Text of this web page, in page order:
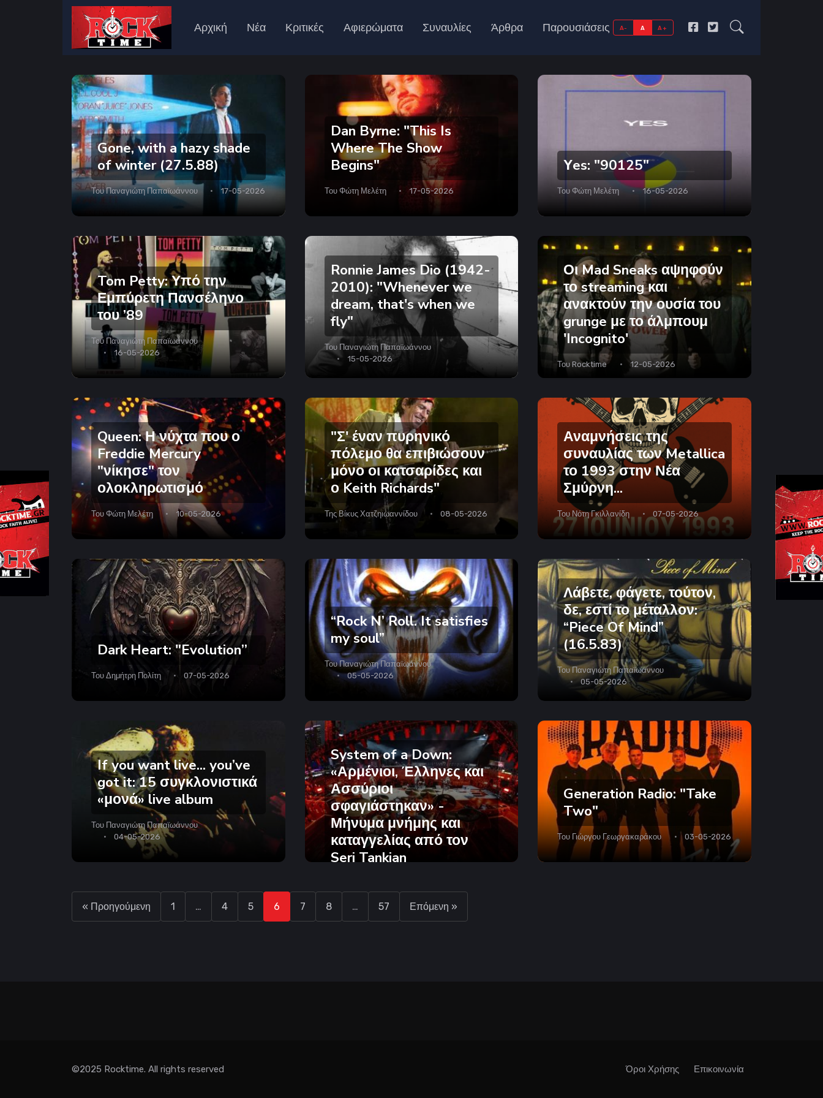
Αρχική Νέα Κριτικές Αφιερώματα Συναυλίες Άρθρα Παρουσιάσεις A- A A+
Gone, with a hazy shade
of winter (27.5.88)
ΤουΠαναγιώτη Παπαϊωάννου 17-05-2026
Dan Byrne: "This Is
Where The Show
Begins"
Του Φώτη Μελέτη 17-05-2026
Υes: "90125"
ΤουΦώτη Μελέτη 16-05-2026
Tom Petty: Υπό την
Εμπύρετη Πανσέληνο
του ’89
Του Παναγιώτη Παπαϊωάννου
16-05-2026
Ronnie James Dio (1942-
2010): "Whenever we
dream, that's when we
fly"
Του Παναγιώτη Παπαϊωάννου
15-05-2026
Οι Mad Sneaks αψηφούν
το streaming και
ανακτούν την ουσία του
grunge με το άλμπουμ
'Incognito'
ΤουRocktime 12-05-2026
Queen: Η νύχτα που ο
Freddie Mercury
"νίκησε" τον
ολοκληρωτισμό
Του Φώτη Μελέτη 10-05-2026
"Σ' έναν πυρηνικό
πόλεμο θα επιβιώσουν
μόνο οι κατσαρίδες και
ο Keith Richards"
Της Βίκυς Χατζηιωαννίδου 08-05-2026
Αναμνήσεις της
συναυλίας των Metallica
το 1993 στην Νέα
Σμύρνη...
Του Νότη Γκιλλανίδη 07-05-2026
Dark Heart: "Evolution’’
Του Δημήτρη Πολίτη 07-05-2026
“Rock N’ Roll. It satisfies
my soul”
ΤουΠαναγιώτη Παπαϊωάννου
05-05-2026
Λάβετε, φάγετε, τούτον,
δε, εστί το μέταλλον:
“Piece Of Mind”
(16.5.83)
Του Παναγιώτη Παπαϊωάννου
05-05-2026
If you want live... you’ve
got it: 15 συγκλονιστικά
«μονά» live album
Του Παναγιώτη Παπαϊωάννου
04-05-2026
System of a Down:
«Αρμένιοι, Έλληνες και
Ασσύριοι
σφαγιάστηκαν» -
Μήνυμα μνήμης και
καταγγελίας από τον
Serj Tankian
Generation Radio: "Take
Two"
Του Γιώργου Γεωργακαράκου 03-05-2026
« Προηγούμενη 1 … 4 5 6 7 8 … 57 Επόμενη »
©2025 Rocktime. All rights reserved Όροι Χρήσης Επικοινωνία